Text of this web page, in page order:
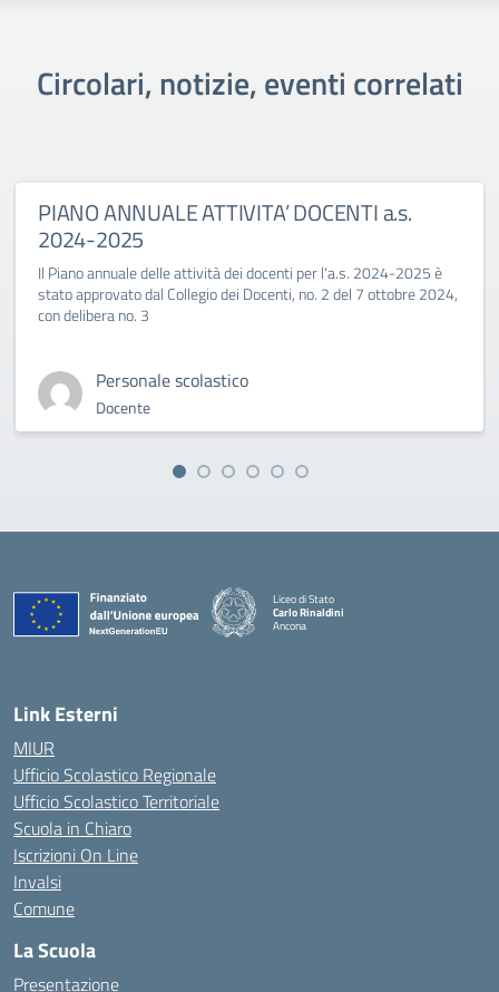
Circolari, notizie, eventi correlati
PIANO ANNUALE ATTIVITA’ DOCENTI a.s.
2024-2025
Il Piano annuale delle attività dei docenti per l'a.s. 2024-2025 è
stato approvato dal Collegio dei Docenti, no. 2 del 7 ottobre 2024,
con delibera no. 3
Personale scolastico
Docente
Liceo di Stato
Carlo Rinaldini
Ancona
Link Esterni
MIUR
Ufficio Scolastico Regionale
Ufficio Scolastico Territoriale
Scuola in Chiaro
Iscrizioni On Line
Invalsi
Comune
La Scuola
Presentazione